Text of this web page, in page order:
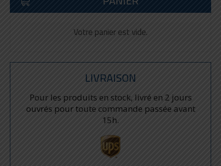
Votre panier est vide.
LIVRAISON
Pour les produits en stock, livré en 2 jours
ouvrés pour toute commande passée avant
15h.